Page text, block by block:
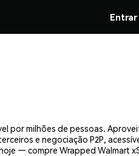
Entrar
por milhões de pessoas.
e negociação P2P,
— compre Wrapped Walmart